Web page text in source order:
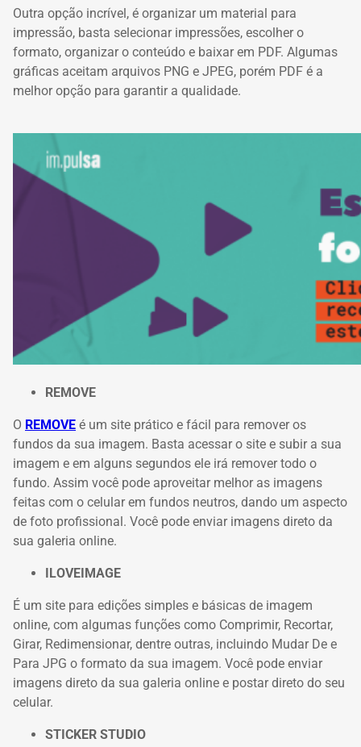
Outra opção incrível, é organizar um material para
impressão, basta selecionar impressões, escolher o
formato, organizar o conteúdo e baixar em PDF. Algumas
gráficas aceitam arquivos PNG e JPEG, porém PDF é a
melhor opção para garantir a qualidade.
REMOVE
O REMOVE é um site prático e fácil para remover os
fundos da sua imagem. Basta acessar o site e subir a sua
imagem e em alguns segundos ele irá remover todo o
fundo. Assim você pode aproveitar melhor as imagens
feitas com o celular em fundos neutros, dando um aspecto
de foto profissional. Você pode enviar imagens direto da
sua galeria online.
ILOVEIMAGE
É um site para edições simples e básicas de imagem
online, com algumas funções como Comprimir, Recortar,
Girar, Redimensionar, dentre outras, incluindo Mudar De e
Para JPG o formato da sua imagem. Você pode enviar
imagens direto da sua galeria online e postar direto do seu
celular.
STICKER STUDIO